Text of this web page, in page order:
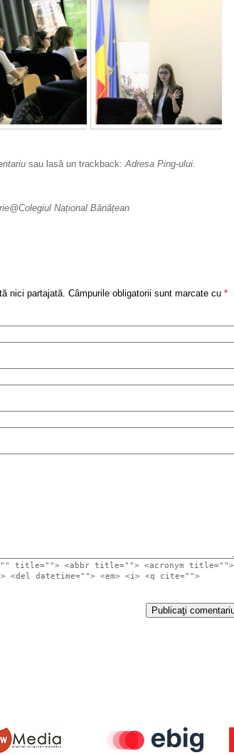
sau lasă un trackback:Adresa Ping-ului.
Național Bănățean
nici partajată. Câmpurile obligatorii sunt marcate cu *
title=""> <abbr title=""> <acronym title="">
<del datetime=""> <em> <i> <q cite="">